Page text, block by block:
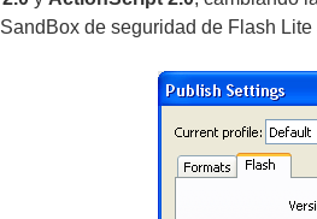
de seguridad de Flash Lite